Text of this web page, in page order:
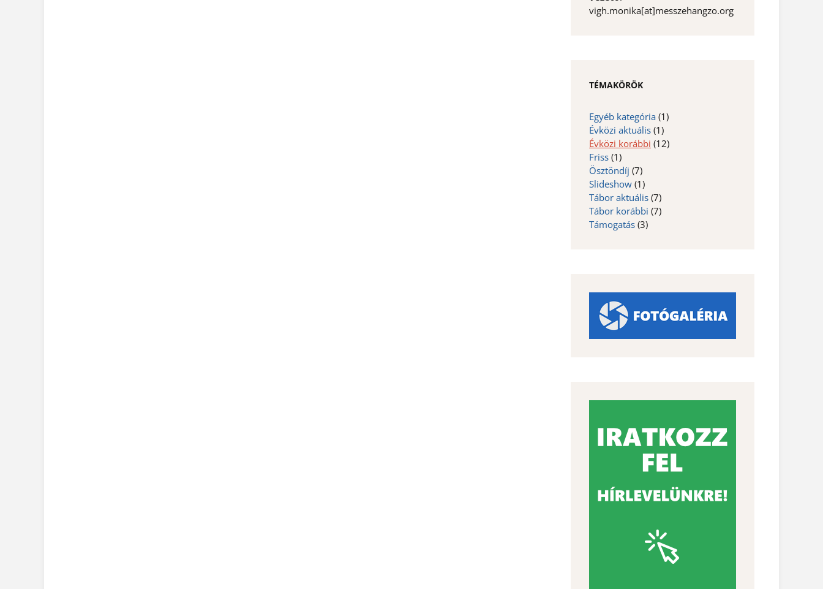
vigh.monika[at]messzehangzo.org
TÉMAKÖRÖK
Egyéb kategória (1)
Évközi aktuális (1)
Évközi korábbi (12)
Friss (1)
Ösztöndíj (7)
Slideshow (1)
Tábor aktuális (7)
Tábor korábbi (7)
Támogatás (3)